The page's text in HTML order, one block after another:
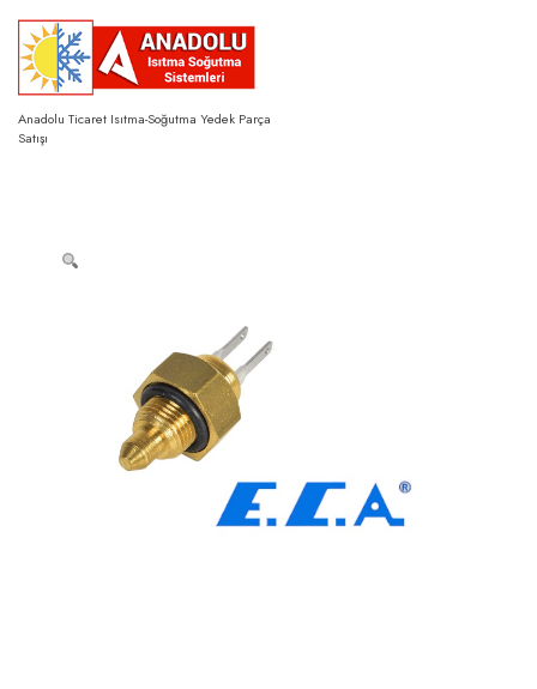
content
Anadolu Ticaret Isıtma-Soğutma Yedek Parça
Satışı